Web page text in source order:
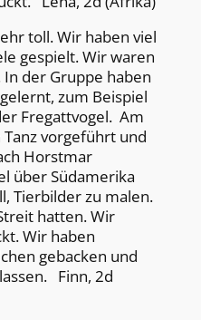
toll. Wir haben viel
gespielt. Wir waren
der Gruppe haben
zum Beispiel
Fregattvogel. Am
vorgeführt und
Horstmar
über Südamerika
Tierbilder zu malen.
hatten. Wir
Wir haben
gebacken und
Finn, 2d